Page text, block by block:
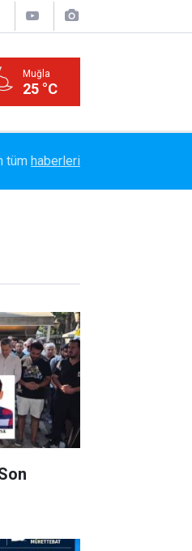
Muğla
25 °C
"Biz Bir Aileyiz" Anlayışıyla 12
tüm haberleri